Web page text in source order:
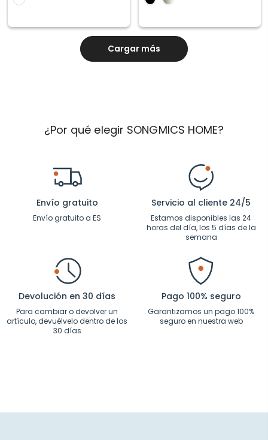
Cargar más
¿Por qué elegir SONGMICS HOME?
Envío gratuito
Envío gratuito a ES
Servicio al cliente 24/5
Estamos disponibles las 24
horas del día, los 5 días de la
semana
Devolución en 30 días
Para cambiar o devolver un
artículo, devuélvelo dentro de los
30 días
Pago 100% seguro
Garantizamos un pago 100%
seguro en nuestra web